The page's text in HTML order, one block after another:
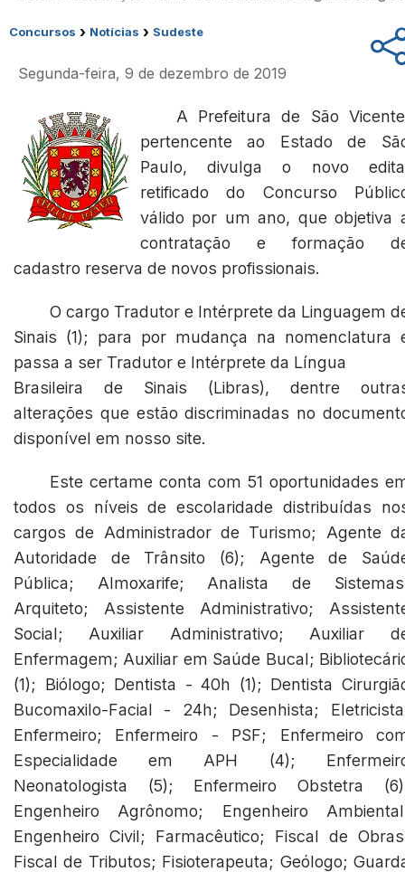
Concursos › Notícias › Sudeste
Segunda-feira, 9 de dezembro de 2019
A Prefeitura de São
pertencente ao Estado de
Paulo, divulga o novo
retificado do Concurso
válido por um ano, que objetiva
contratação e formação
cadastro reserva de novos profissionais.
O cargo Tradutor e Intérprete da Linguagem
Sinais (1); para por mudança na nomenclatura
passa a ser Tradutor e Intérprete da Língua
Brasileira de Sinais (Libras), dentre
alterações que estão discriminadas no
disponível em nosso site.
Este certame conta com 51 oportunidades
todos os níveis de escolaridade distribuídas
cargos de Administrador de Turismo; Agente
Autoridade de Trânsito (6); Agente de
Pública; Almoxarife; Analista de
Arquiteto; Assistente Administrativo;
Social; Auxiliar Administrativo; Auxiliar
Enfermagem; Auxiliar em Saúde Bucal;
(1); Biólogo; Dentista - 40h (1); Dentista
Bucomaxilo-Facial - 24h; Desenhista;
Enfermeiro; Enfermeiro - PSF; Enfermeiro
Especialidade em APH (4);
Neonatologista (5); Enfermeiro Obstetra
Engenheiro Agrônomo; Engenheiro
Engenheiro Civil; Farmacêutico; Fiscal de
Fiscal de Tributos; Fisioterapeuta; Geólogo;